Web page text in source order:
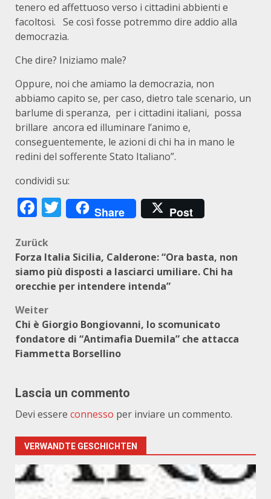
tenero ed affettuoso verso i cittadini abbienti e
facoltosi. Se così fosse potremmo dire addio alla
democrazia.
Che dire? Iniziamo male?
Oppure, noi che amiamo la democrazia, non
abbiamo capito se, per caso, dietro tale scenario, un
barlume di speranza, per i cittadini italiani, possa
brillare ancora ed illuminare l’animo e,
conseguentemente, le azioni di chi ha in mano le
redini del sofferente Stato Italiano”.
condividi su:
Facebook
Twitter
Share Post
Beitragsnavigation
Zurück
Forza Italia Sicilia, Calderone: “Ora basta, non
siamo più disposti a lasciarci umiliare. Chi ha
orecchie per intendere intenda”
Weiter
Chi è Giorgio Bongiovanni, lo scomunicato
fondatore di “Antimafia Duemila” che attacca
Fiammetta Borsellino
Lascia un commento
Devi essere connesso per inviare un commento.
VERWANDTE GESCHICHTEN